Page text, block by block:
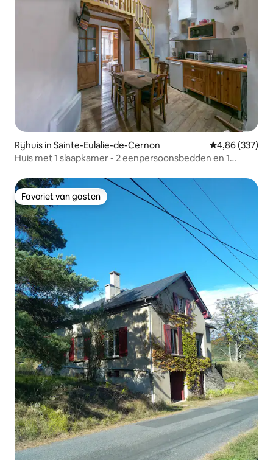
Rijhuis in Sainte-Eulalie-de-Cernon Gemiddelde
4,86 (337)
Huis met 1 slaapkamer - 2 eenpersoonsbedden en 1
Favoriet van gasten
Favoriet van gasten